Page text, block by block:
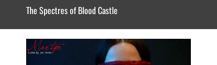
The Spectres of Blood Castle